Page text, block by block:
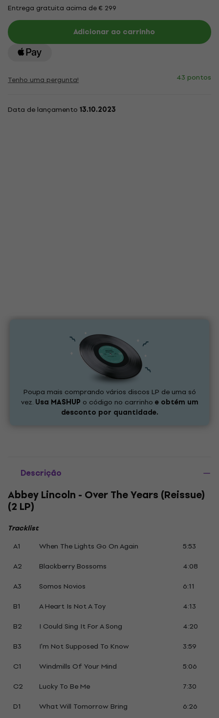
Entrega gratuita acima de € 299
Adicionar ao carrinho
Tenho uma pergunta! 43 pontos
Data de lançamento 13.10.2023
Poupa mais comprando vários discos LP de uma só
vez. Usa MASHUP o código no carrinho e obtém um
desconto por quantidade.
Descrição
Abbey Lincoln - Over The Years (Reissue)
(2 LP)
Tracklist
A1
When The Lights Go On Again
5:53
A2
Blackberry Bossoms
4:08
A3
Somos Novios
6:11
B1
A Heart Is Not A Toy
4:13
B2
I Could Sing It For A Song
4:20
B3
I'm Not Supposed To Know
3:59
C1
Windmills Of Your Mind
5:06
C2
Lucky To Be Me
7:30
D1
What Will Tomorrow Bring 6:26